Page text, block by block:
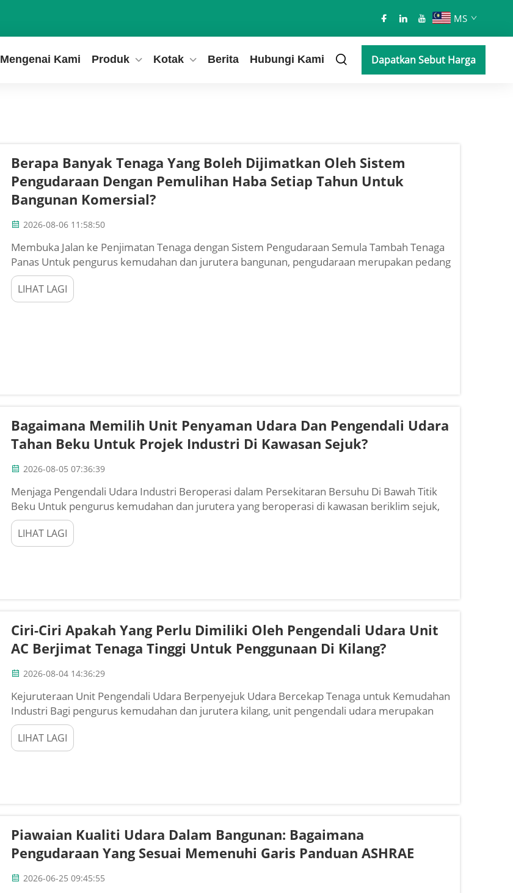
MS
Mengenai Kami Produk Kotak Berita Hubungi Kami Dapatkan Sebut Harga
Berapa Banyak Tenaga Yang Boleh Dijimatkan Oleh Sistem
Pengudaraan Dengan Pemulihan Haba Setiap Tahun Untuk
Bangunan Komersial?
2026-08-06 11:58:50
Membuka Jalan ke Penjimatan Tenaga dengan Sistem Pengudaraan Semula Tambah Tenaga
Panas Untuk pengurus kemudahan dan jurutera bangunan, pengudaraan merupakan pedang
bermata dua. Ia penting untuk mengekalkan kualiti udara dalam ruangan, menghilangkan
bahan pencemar, dan menyediakan udara segar fo...
LIHAT LAGI
Bagaimana Memilih Unit Penyaman Udara Dan Pengendali Udara
Tahan Beku Untuk Projek Industri Di Kawasan Sejuk?
2026-08-05 07:36:39
Menjaga Pengendali Udara Industri Beroperasi dalam Persekitaran Bersuhu Di Bawah Titik
Beku Untuk pengurus kemudahan dan jurutera yang beroperasi di kawasan beriklim sejuk,
kedatangan musim sejuk membawa set cabaran unik kepada sistem HVAC. Pengendali
udara unit AC, yang...
LIHAT LAGI
Ciri-Ciri Apakah Yang Perlu Dimiliki Oleh Pengendali Udara Unit
AC Berjimat Tenaga Tinggi Untuk Penggunaan Di Kilang?
2026-08-04 14:36:29
Kejuruteraan Unit Pengendali Udara Berpenyejuk Udara Bercekap Tenaga untuk Kemudahan
Industri Bagi pengurus kemudahan dan jurutera kilang, unit pengendali udara merupakan
bilik enjin bagi sistem kawalan iklim kilang. Ia bertanggungjawab menyampaikan udara
sejuk,...
LIHAT LAGI
Piawaian Kualiti Udara Dalam Bangunan: Bagaimana
Pengudaraan Yang Sesuai Memenuhi Garis Panduan ASHRAE
2026-06-25 09:45:55